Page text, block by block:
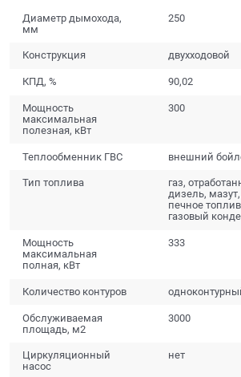
Диаметр дымохода,
мм
250
Конструкция двухходовой
КПД, % 90,02
Мощность
максимальная
полезная, кВт
300
Теплообменник ГВС внешний
Тип топлива
газ,
дизель,
печное
газовый
Мощность
максимальная
полная, кВт
333
Количество контуров
Обслуживаемая
площадь, м2
3000
Циркуляционный
насос
нет